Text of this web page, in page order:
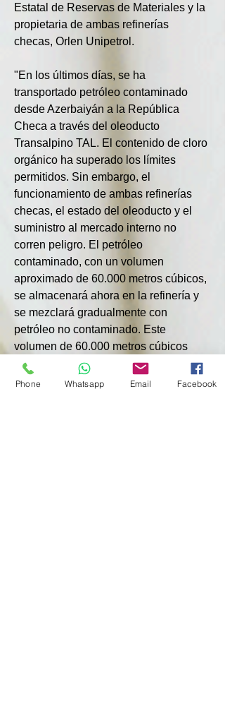
Estatal de Reservas de Materiales y la
propietaria de ambas refinerías
checas, Orlen Unipetrol.
"En los últimos días, se ha
transportado petróleo contaminado
desde Azerbaiyán a la República
Checa a través del oleoducto
Transalpino TAL. El contenido de cloro
orgánico ha superado los límites
permitidos. Sin embargo, el
funcionamiento de ambas refinerías
checas, el estado del oleoducto y el
suministro al mercado interno no
corren peligro. El petróleo
contaminado, con un volumen
aproximado de 60.000 metros cúbicos,
se almacenará ahora en la refinería y
se mezclará gradualmente con
petróleo no contaminado. Este
volumen de 60.000 metros cúbicos
suele ser suficiente para varios días de
funcionamiento de la refinería", se lee
Phone Whatsapp Email Facebook